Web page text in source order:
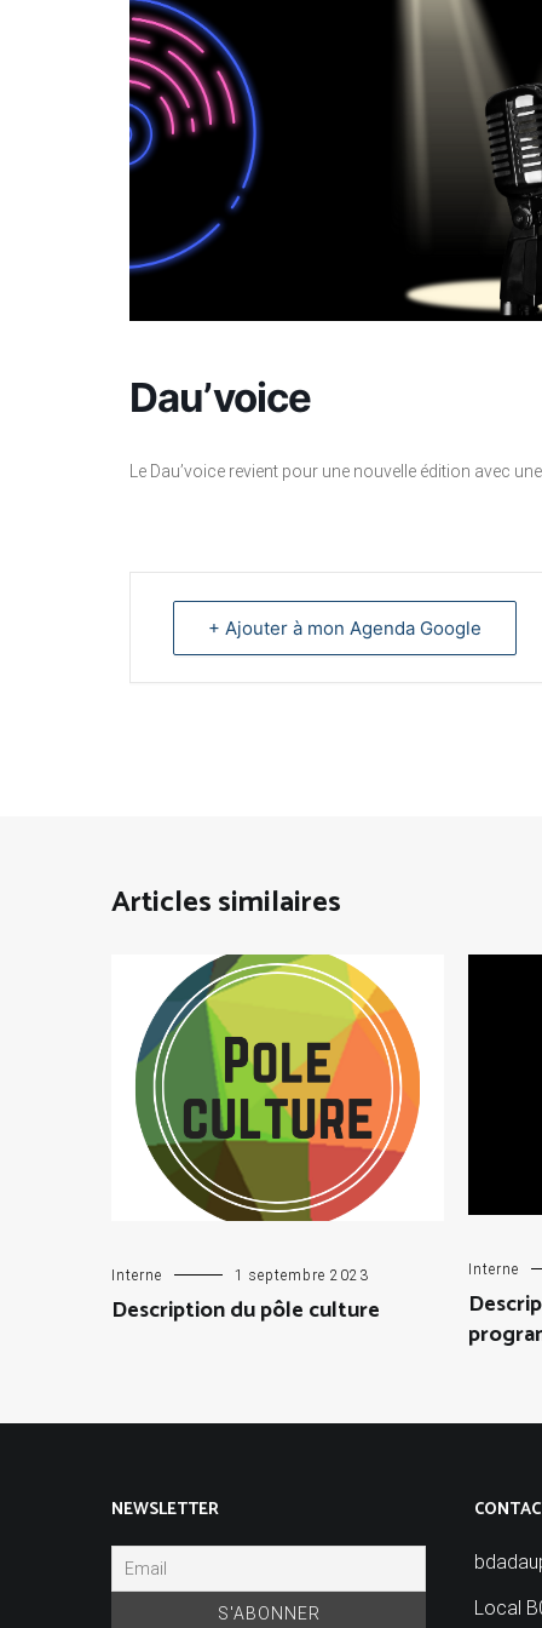
Dau’voice
Le Dau’voice revient pour une nouvelle édition avec
+ Ajouter à mon Agenda Google
Articles similaires
Interne 1 septembre 2023
Description du pôle culture
Interne
NEWSLETTER
Local